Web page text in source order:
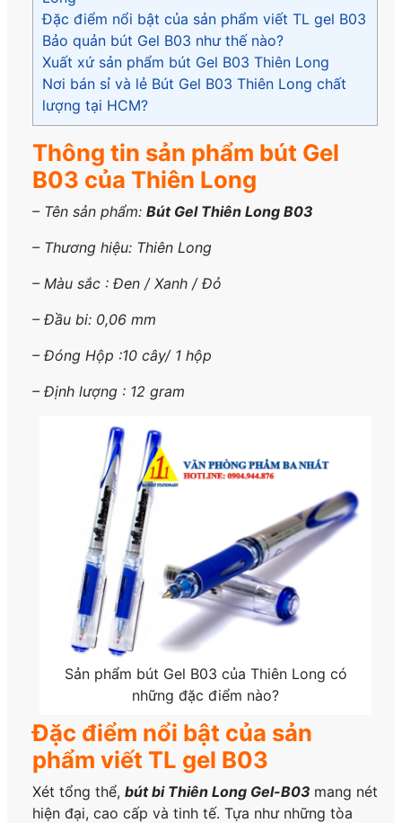
Đặc điểm nổi bật của sản phẩm viết TL gel B03
Bảo quản bút Gel B03 như thế nào?
Xuất xứ sản phẩm bút Gel B03 Thiên Long
Nơi bán sỉ và lẻ Bút Gel B03 Thiên Long chất
lượng tại HCM?
Thông tin sản phẩm bút Gel
B03 của Thiên Long
– Tên sản phẩm:Bút Gel Thiên Long B03
– Thương hiệu: Thiên Long
– Màu sắc : Đen / Xanh / Đỏ
– Đầu bi: 0,06 mm
– Đóng Hộp :10 cây/ 1 hộp
– Định lượng : 12 gram
Sản phẩm bút Gel B03 của Thiên Long có
những đặc điểm nào?
Đặc điểm nổi bật của sản
phẩm viết TL gel B03
Xét tổng thể,bút bi Thiên Long Gel-B03 mang nét
hiện đại, cao cấp và tinh tế. Tựa như những tòa